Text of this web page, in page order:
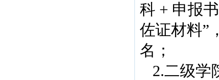
科 + 申报
佐证材料”
名；
2.二级学